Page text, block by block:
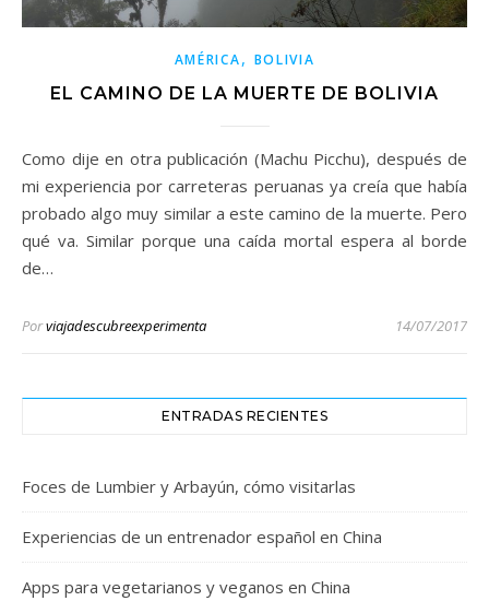
AMÉRICA, BOLIVIA
EL CAMINO DE LA MUERTE DE BOLIVIA
Como dije en otra publicación (Machu Picchu), después de
mi experiencia por carreteras peruanas ya creía que había
probado algo muy similar a este camino de la muerte. Pero
qué va. Similar porque una caída mortal espera al borde
de…
Porviajadescubreexperimenta 14/07/2017
ENTRADAS RECIENTES
Foces de Lumbier y Arbayún, cómo visitarlas
Experiencias de un entrenador español en China
Apps para vegetarianos y veganos en China